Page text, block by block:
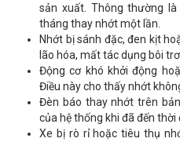
sản xuất. Thông thường
tháng thay nhớt một lần.
Nhớt bị sánh đặc, đen kịt
lão hóa, mất tác dụng bôi
Động cơ khó khởi động
Điều này cho thấy nhớt
Đèn báo thay nhớt trên
của hệ thống khi đã đến thời
Xe bị rò rỉ hoặc tiêu thụ